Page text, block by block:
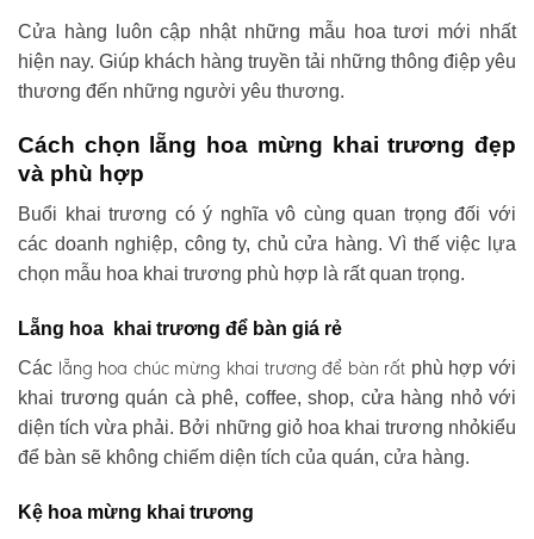
Cửa hàng luôn cập nhật những mẫu hoa tươi mới nhất
hiện nay. Giúp khách hàng truyền tải những thông điệp yêu
thương đến những người yêu thương.
Cách chọn lẵng hoa mừng khai trương đẹp
và phù hợp
Buổi khai trương có ý nghĩa vô cùng quan trọng đối với
các doanh nghiệp, công ty, chủ cửa hàng. Vì thế việc lựa
chọn mẫu hoa khai trương phù hợp là rất quan trọng.
Lẵng hoa khai trương để bàn giá rẻ
Các lẵng hoa chúc mừng khai trương để bàn rất phù hợp với
khai trương quán cà phê, coffee, shop, cửa hàng nhỏ với
diện tích vừa phải. Bởi những giỏ hoa khai trương nhỏkiểu
để bàn sẽ không chiếm diện tích của quán, cửa hàng.
Kệ hoa mừng khai trương